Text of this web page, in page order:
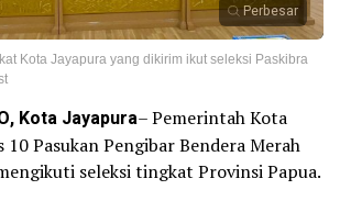
Perbesar
Kota Jayapura yang dikirim ikut seleksi Paskibra
Kota Jayapura– Pemerintah Kota
10 Pasukan Pengibar Bendera Merah
seleksi tingkat Provinsi Papua.